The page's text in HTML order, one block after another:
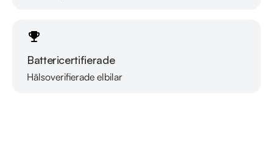
Battericertifierade
Hälsoverifierade elbilar
Läs mer om oss